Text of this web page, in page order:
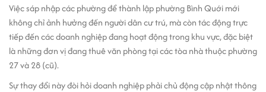
Việc sáp nhập các phường để thành lập phường Bình Quới mới
không chỉ ảnh hưởng đến người dân cư trú, mà còn tác động trực
tiếp đến các doanh nghiệp đang hoạt động trong khu vực, đặc biệt
là những đơn vị đang thuê văn phòng tại các tòa nhà thuộc phường
27 và 28 (cũ).
Sự thay đổi này đòi hỏi doanh nghiệp phải chủ động cập nhật thông